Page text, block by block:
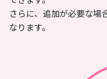
さらに、追加が必要な場
なります。